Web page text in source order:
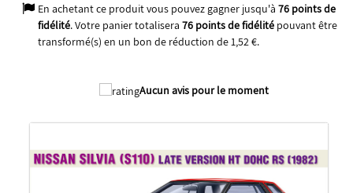
En achetant ce produit vous pouvez gagner jusqu'à 76points de
fidélité. Votre panier totalisera 76points de fidélitépouvant être
transformé(s) en un bon de réduction de1,52 €.
Aucun avis pour le moment
2026